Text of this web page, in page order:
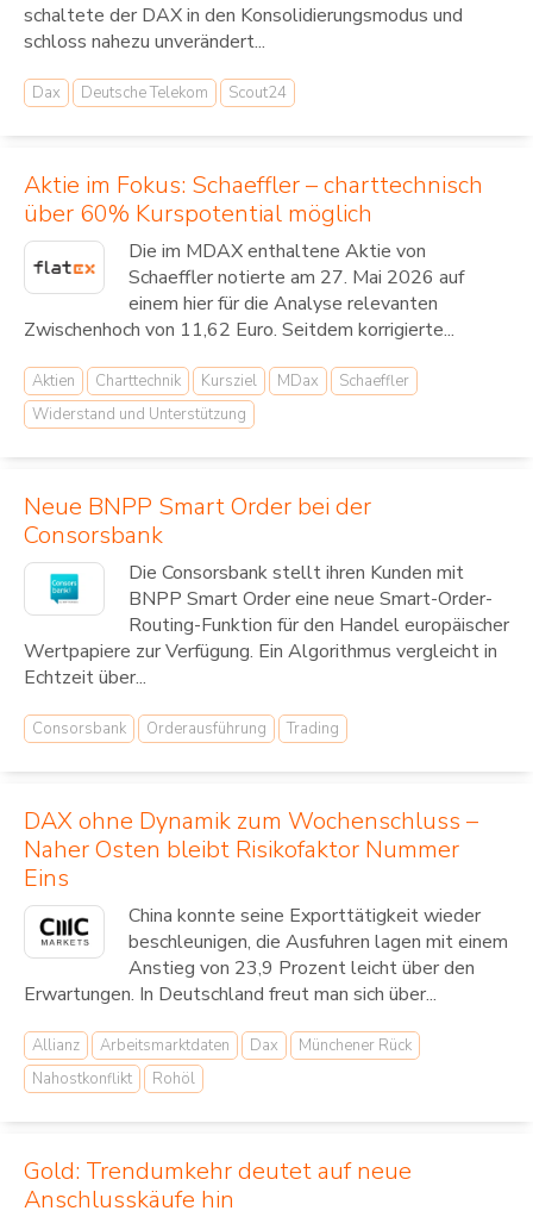
schaltete der DAX in den Konsolidierungsmodus und
schloss nahezu unverändert...
Dax Deutsche Telekom Scout24
Aktie im Fokus: Schaeffler – charttechnisch
über 60% Kurspotential möglich
Die im MDAX enthaltene Aktie von
Schaeffler notierte am 27. Mai 2026 auf
einem hier für die Analyse relevanten
Zwischenhoch von 11,62 Euro. Seitdem korrigierte...
Aktien Charttechnik Kursziel MDax
Schaeffler
Widerstand und Unterstützung
Neue BNPP Smart Order bei der
Consorsbank
Die Consorsbank stellt ihren Kunden mit
BNPP Smart Order eine neue Smart-Order-
Routing-Funktion für den Handel europäischer
Wertpapiere zur Verfügung. Ein Algorithmus vergleicht in
Echtzeit über...
Consorsbank Orderausführung Trading
DAX ohne Dynamik zum Wochenschluss –
Naher Osten bleibt Risikofaktor Nummer
Eins
China konnte seine Exporttätigkeit wieder
beschleunigen, die Ausfuhren lagen mit einem
Anstieg von 23,9 Prozent leicht über den
Erwartungen. In Deutschland freut man sich über...
Allianz Arbeitsmarktdaten Dax
Münchener Rück
Nahostkonflikt
Rohöl
Gold: Trendumkehr deutet auf neue
Anschlusskäufe hin